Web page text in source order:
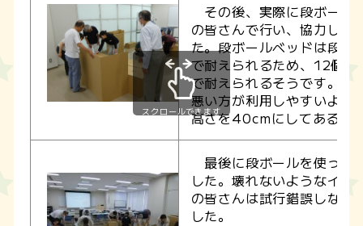
その後、実際に段ボール
の皆さんで行い、協力して
た。段ボールベッドは段
で耐えられるため、12個1
で耐えられるそうです。ま
悪い方が利用しやすいよう
高さを40cmにしてあると
最後に段ボールを使った
した。壊れないようなイス
の皆さんは試行錯誤しなが
した。
スクロールできます